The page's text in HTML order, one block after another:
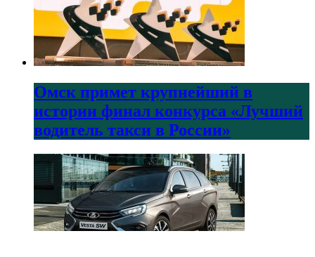
Омск примет крупнейший в
истории финал конкурса «Лучший
водитель такси в России»